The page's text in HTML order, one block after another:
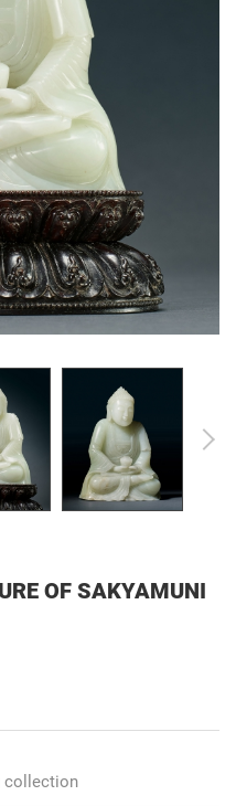
OF SAKYAMUNI
collection